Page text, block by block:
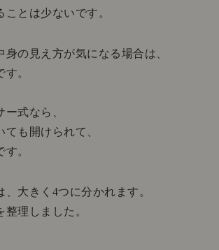
ことは少ないです。
身の見え方が気になる場合は、
。
式なら、
も開けられて、
。
、大きく4つに分かれます。
理しました。